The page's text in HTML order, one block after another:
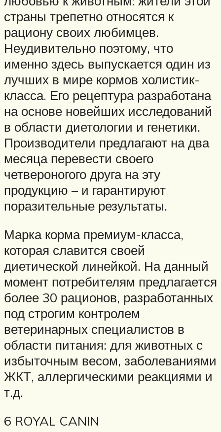
страны трепетно относятся к
рациону своих любимцев.
Неудивительно поэтому, что
именно здесь выпускается один из
лучших в мире кормов холистик-
класса. Его рецептура разработана
на основе новейших исследований
в области диетологии и генетики.
Производители предлагают на два
месяца перевести своего
четвероногого друга на эту
продукцию – и гарантируют
поразительные результаты.
Марка корма премиум-класса,
которая славится своей
диетической линейкой. На данный
момент потребителям предлагается
более 30 рационов, разработанных
под строгим контролем
ветеринарных специалистов в
области питания: для животных с
избыточным весом, заболеваниями
ЖКТ, аллергическими реакциями и
т.д.
6 ROYAL CANIN